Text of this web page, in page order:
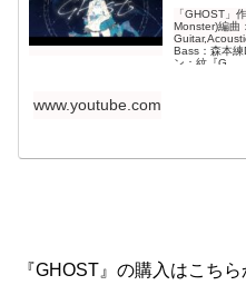
「GHOST」
Monster)編曲
Bass：森本
ン：紋『G...
www.youtube.com
『GHOST』の購入はこちら